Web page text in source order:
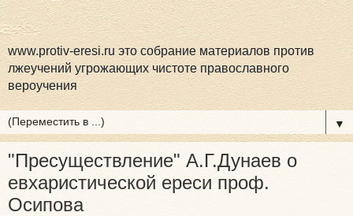
www.protiv-eresi.ru это собрание материалов против
лжеучений угрожающих чистоте православного
вероучения
▼
"Пресуществление" А.Г.Дунаев о
евхаристической ереси проф.
Осипова